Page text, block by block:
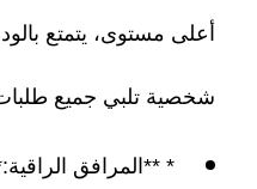
أعلى مستوى، يتمتع
شخصية تلبي جميع
* **المرافق